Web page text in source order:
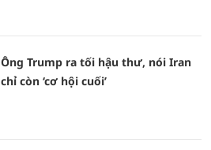
Ông Trump ra tối hậu thư, nói Iran
chỉ còn ‘cơ hội cuối’